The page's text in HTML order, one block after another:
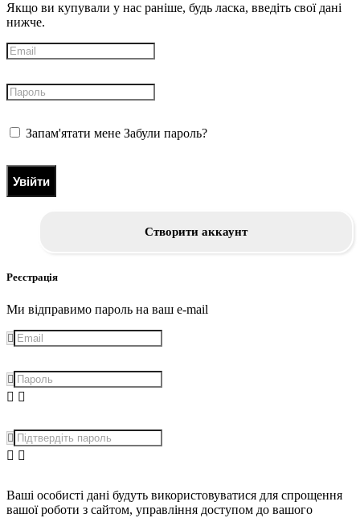
Якщо ви купували у нас раніше, будь ласка, введіть свої дані
нижче.
Запам'ятати мене Забули пароль?
Увійти
Створити аккаунт
Реєстрація
Ми відправимо пароль на ваш e-mail
Ваші особисті дані будуть використовуватися для спрощення
вашої роботи з сайтом, управління доступом до вашого